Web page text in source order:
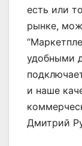
есть или
рынке,
удобными
и наше
Дмитрий